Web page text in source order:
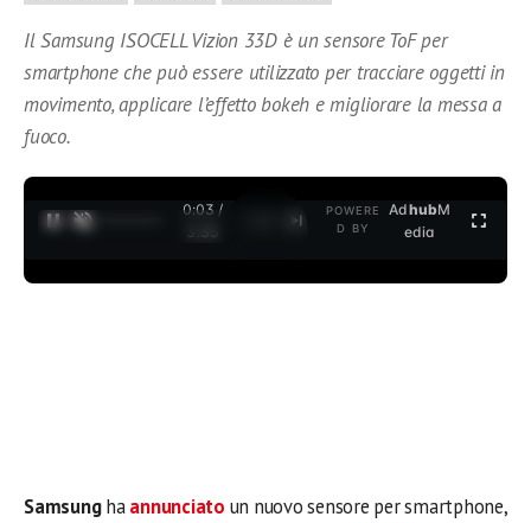
Il Samsung ISOCELL Vizion 33D è un sensore ToF per
smartphone che può essere utilizzato per tracciare oggetti in
movimento, applicare l’effetto bokeh e migliorare la messa a
fuoco.
0:04 /
3:35
POWERE
D BY
AdhubM
edia
Samsunghaannunciato un nuovo sensore per smartphone,